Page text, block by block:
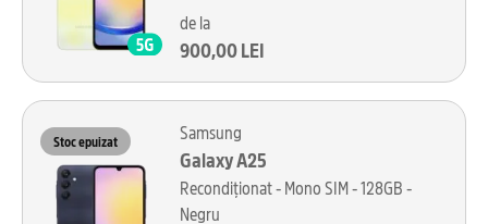
de la
900,00 LEI
Stoc epuizat Samsung
Galaxy A25
Recondiționat - Mono SIM - 128GB -
Negru